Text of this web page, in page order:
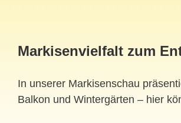
Markisenvielfalt zum
In unserer Markisenschau
Balkon und Wintergärten – hier